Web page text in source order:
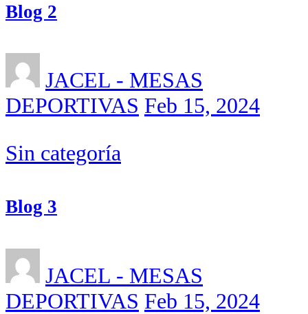
Blog 2
JACEL - MESAS
DEPORTIVAS Feb 15, 2024
Sin categoría
Blog 3
JACEL - MESAS
DEPORTIVAS Feb 15, 2024